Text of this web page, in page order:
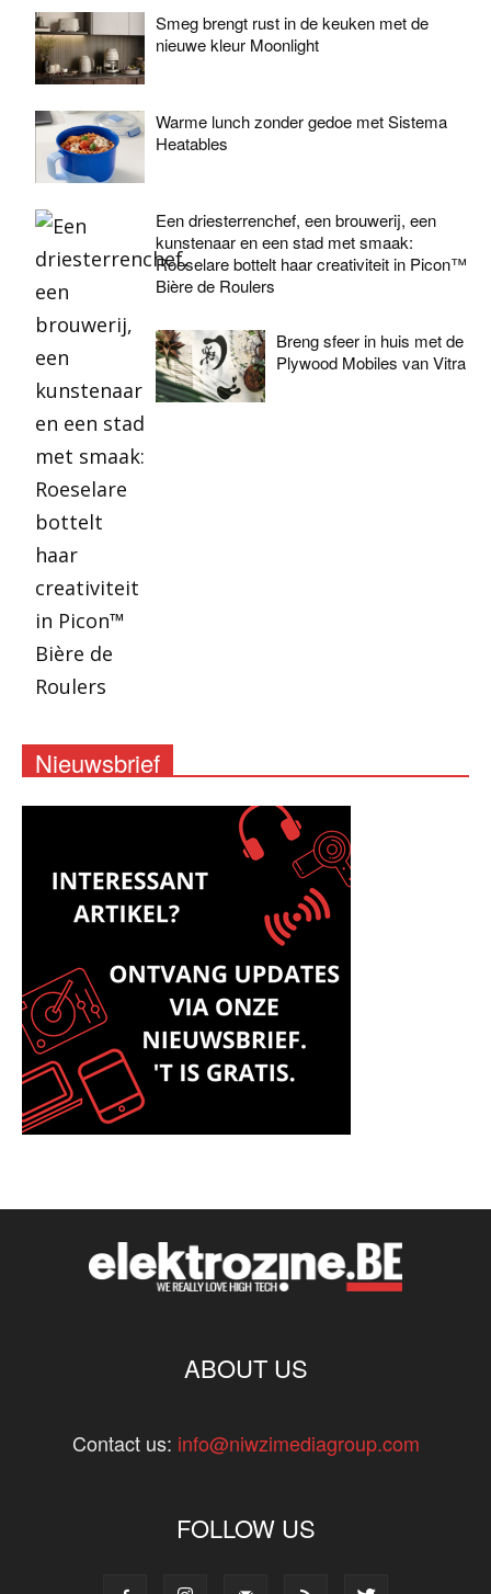
Smeg brengt rust in de keuken met de
nieuwe kleur Moonlight
Warme lunch zonder gedoe met Sistema
Heatables
Een driesterrenchef, een brouwerij, een
kunstenaar en een stad met smaak:
Roeselare bottelt haar creativiteit in Picon™
Bière de Roulers
Breng sfeer in huis met de
Plywood Mobiles van Vitra
Nieuwsbrief
ABOUT US
Contact us: info@niwzimediagroup.com
FOLLOW US